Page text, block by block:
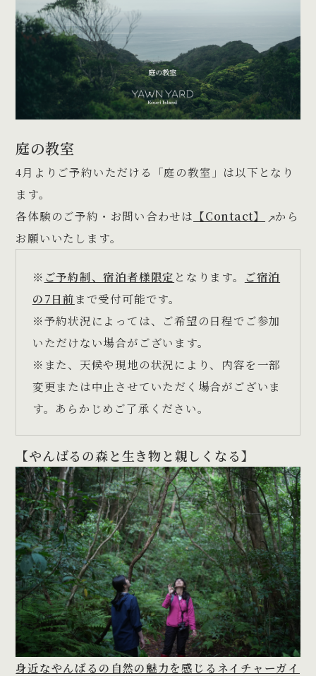
庭の教室
4月よりご予約いただける「庭の教室」は以下となり
ます。
各体験のご予約・お問い合わせは 【Contact】
から
お願いいたします。
※ ご予約制、宿泊者様限定 となります。
ご宿泊
の7日前まで受付可能です。
※予約状況によっては、ご希望の日程でご参加
いただけない場合がございます。
※また、天候や現地の状況により、内容を一部
変更または中止させていただく場合がございま
す。あらかじめご了承ください。
【やんばるの森と生き物と親しくなる】
身近なやんばるの自然の魅力を感じるネイチャーガイ